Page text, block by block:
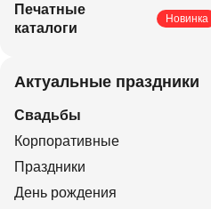
Печатные
каталоги
Новинка
Актуальные праздники
Свадьбы
Корпоративные
Праздники
День рождения